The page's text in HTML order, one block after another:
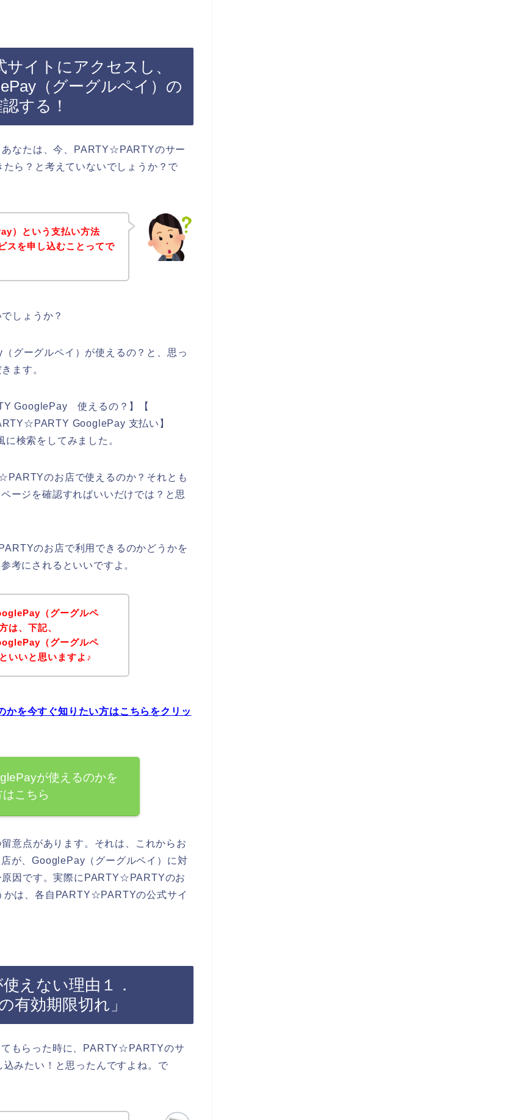
イトにアクセスし、
（グーグルペイ）の
する！
なたは、今、PARTY☆PARTYのサー
ら？と考えていないでしょうか？で
）という支払い方法
スを申し込むことってで
しょうか？
グーグルペイ）が使えるの？と、思っ
ます。
GooglePay 使えるの？】【
GooglePay 支払い】
検索をしてみました。
のお店で使えるのか？それとも
ージを確認すればいいだけでは？と思
のお店で利用できるのかどうかを
考にされるといいですよ。
（グーグルペ
は、下記、
（グーグルペ
いいと思いますよ♪
を今すぐ知りたい方はこちらをクリッ
が使えるのかを
こちら
意点があります。それは、これからお
が、GooglePay（グーグルペイ）に対
因です。実際にPARTY☆PARTYのお
かは、各自PARTY☆PARTYの公式サイ
えない理由１．
有効期限切れ」
もらった時に、PARTY☆PARTYのサ
みたい！と思ったんですよね。で